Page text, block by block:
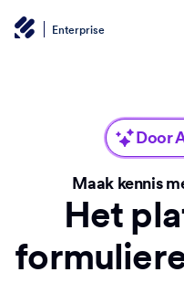
Enterprise
Door
Maak kennis
Het